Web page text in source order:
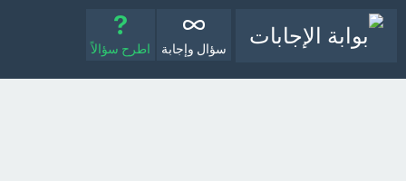
سؤال وإجابة اطرح سؤالاً